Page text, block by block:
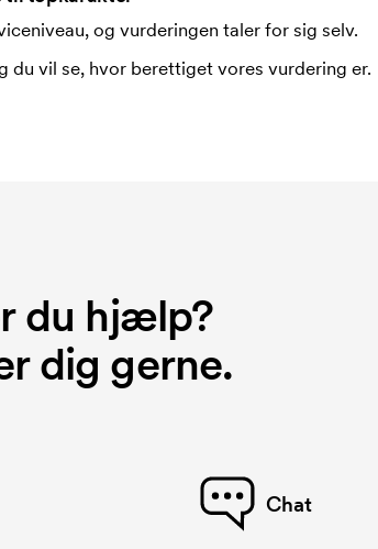
og vurderingen taler for sig selv.
vil se, hvor berettiget vores vurdering er.
du hjælp?
dig gerne.
Chat